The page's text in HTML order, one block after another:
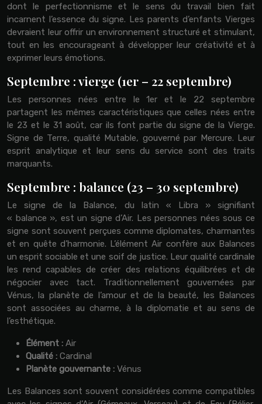
dont le perfectionnisme et le sens du travail bien fait
incarnent l’essence du signe. Les parents d’enfants Vierges
devraient leur offrir un environnement structuré et stimulant,
tout en les encourageant à développer leur créativité et à
exprimer leurs émotions.
Septembre : vierge (1er – 22 septembre)
Les personnes nées entre le 1er et le 22 septembre
partagent les mêmes caractéristiques que celles nées entre
le 23 et le 31 août, car ils font partie du signe de la Vierge.
Signe de Terre, qualité Mutable, gouverné par Mercure. Leur
esprit analytique et leur sens du service sont des traits
marquants.
Septembre : balance (23 – 30 septembre)
Le signe de la Balance, du latin « Libra » signifiant
« balance », est un signe d’Air. Les personnes nées sous ce
signe sont souvent perçues comme diplomates, charmantes
et en quête d’harmonie. L’élément Air confère aux Balances
un esprit sociable et une soif de justice. Leur qualité cardinale
les rend capables de créer des relations équilibrées et de
négocier avec tact. Traditionnellement gouvernées par
Vénus, la planète de l’amour et de la beauté, les Balances
sont associées au charme, à la diplomatie et au sens de
l’esthétique.
Élément : Air
Qualité : Cardinal
Planète gouvernante : Vénus
Les Balances sont souvent considérées comme compatibles